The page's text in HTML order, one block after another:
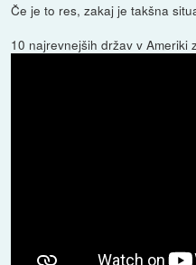
Če je to res, zakaj je takšna
10 najrevnejših držav v Ameriki